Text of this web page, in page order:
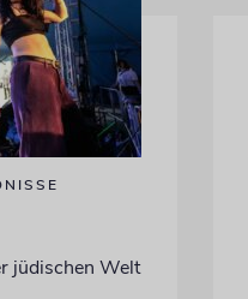
jüdischen Welt